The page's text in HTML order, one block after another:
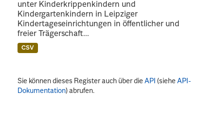
unter Kinderkrippenkindern und
Kindergartenkindern in Leipziger
Kindertageseinrichtungen in öffentlicher und
freier Trägerschaft...
CSV
Sie können dieses Register auch über dieAPI (sieheAPI-
Dokumentation) abrufen.